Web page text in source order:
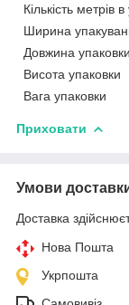
Кількість метрів
Ширина
Довжина упаковки
Висота упаковки
Вага упаковки
Приховати
Умови
Доставка
Нова Пошта
Укрпошта